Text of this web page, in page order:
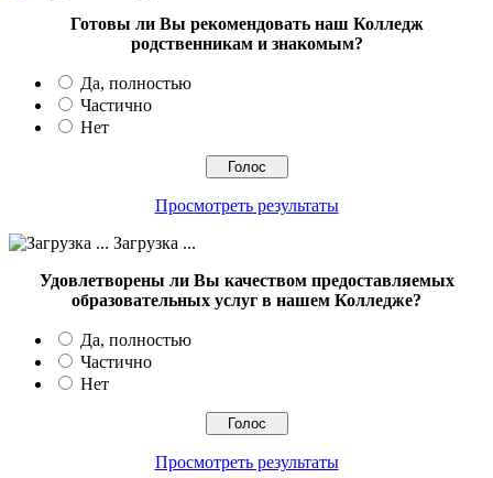
Готовы ли Вы рекомендовать наш Колледж
родственникам и знакомым?
Да, полностью
Частично
Нет
Просмотреть результаты
Загрузка ...
Удовлетворены ли Вы качеством предоставляемых
образовательных услуг в нашем Колледже?
Да, полностью
Частично
Нет
Просмотреть результаты